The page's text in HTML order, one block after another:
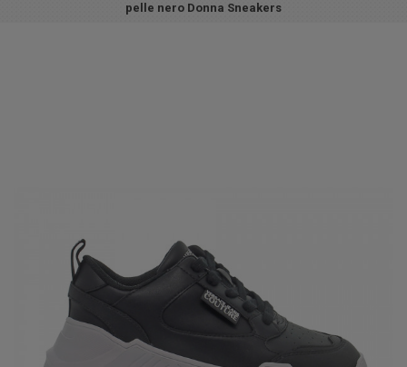
pelle nero Donna Sneakers